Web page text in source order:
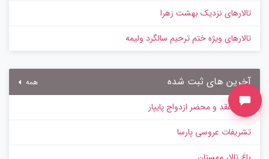
تالارهای نزدیک بهشت زهرا
تالارهای ویژه ختم ترحیم سالگرد ولیمه
آخرین های ثبت شده همه
سالن عقد و محضر ازدواج پایپار
تشریفات عروسی پارسا